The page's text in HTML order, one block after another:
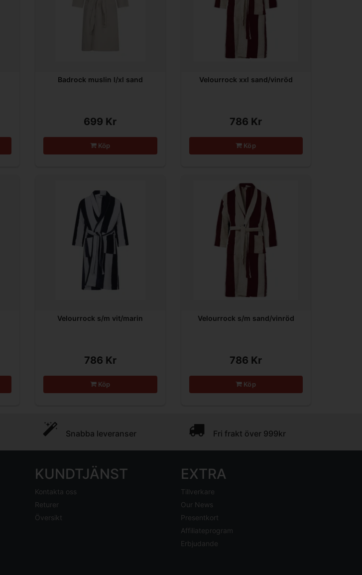
Badrock muslin l/xl sand
699 Kr
Köp
Velourrock xxl sand/vinröd
786 Kr
Köp
Velourrock s/m vit/marin
786 Kr
Köp
Velourrock s/m sand/vinröd
786 Kr
Köp
Snabba leveranser Fri frakt över 999kr
KUNDTJÄNST
Kontakta oss
Returer
Översikt
EXTRA
Tillverkare
Our News
Presentkort
Affiliateprogram
Erbjudande